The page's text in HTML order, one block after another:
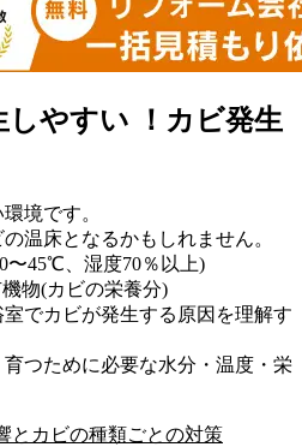
やすい ！カビ発生
境です。
温床となるかもしれません。
〜45℃、湿度70％以上)
物(カビの栄養分)
でカビが発生する原因を理解す
つために必要な水分・温度・栄
とカビの種類ごとの対策